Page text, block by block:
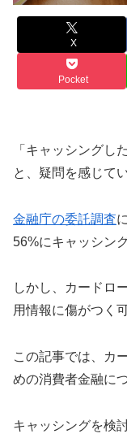
X
Pocket
「キャッシングし
と、疑問を感じて
金融庁の委託調査
56%にキャッシン
しかし、カードロ
用情報に傷がつく
この記事では、カ
めの消費者金融に
キャッシングを検